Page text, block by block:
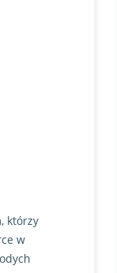
którzy
w